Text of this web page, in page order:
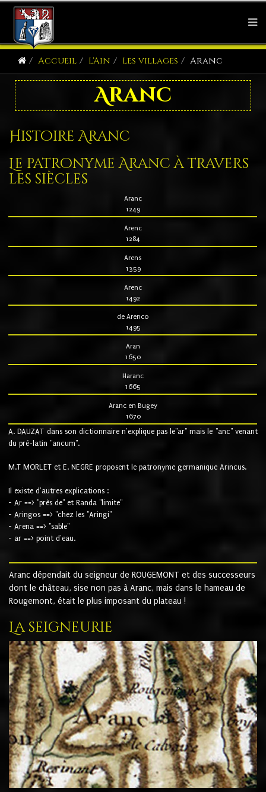
Accueil L'Ain Les villages Aranc
Aranc
Histoire Aranc
Le patronyme Aranc à travers
les siècles
Aranc
1249
Arenc
1284
Arens
1359
Arenc
1492
de Arenco
1495
Aran
1650
Haranc
1665
Aranc en Bugey
1670
A. DAUZAT dans son dictionnaire n'explique pas le"ar" mais le "anc" venant
du pré-latin "ancum".
M.T MORLET et E. NEGRE proposent le patronyme germanique Arincus.
Il existe d'autres explications :
- Ar ==> "près de" et Randa "limite"
- Aringos ==> "chez les "Aringi"
- Arena ==> "sable"
- ar ==> point d'eau.
Aranc dépendait du seigneur de ROUGEMONT et des successeurs
dont le château, sise non pas à Aranc, mais dans le hameau de
Rougemont, était le plus imposant du plateau !
La seigneurie